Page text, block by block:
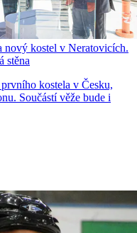
nový kostel v Neratovicích.
stěna
kostela v Česku,
Součástí věže bude i